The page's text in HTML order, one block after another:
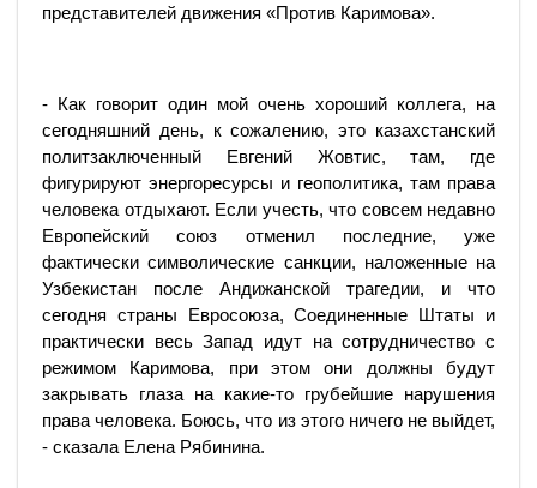
представителей движения «Против Каримова».
- Как говорит один мой очень хороший коллега, на
сегодняшний день, к сожалению, это казахстанский
политзаключенный Евгений Жовтис, там, где
фигурируют энергоресурсы и геополитика, там права
человека отдыхают. Если учесть, что совсем недавно
Европейский союз отменил последние, уже
фактически символические санкции, наложенные на
Узбекистан после Андижанской трагедии, и что
сегодня страны Евросоюза, Соединенные Штаты и
практически весь Запад идут на сотрудничество с
режимом Каримова, при этом они должны будут
закрывать глаза на какие-то грубейшие нарушения
права человека. Боюсь, что из этого ничего не выйдет,
- сказала Елена Рябинина.